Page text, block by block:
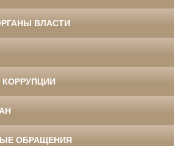
ВЛАСТИ
ОБРАЩЕНИЯ